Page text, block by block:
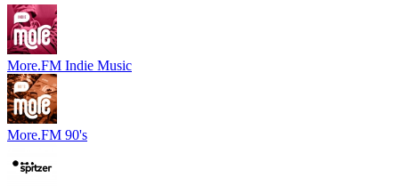
More.FM Indie Music
More.FM 90's